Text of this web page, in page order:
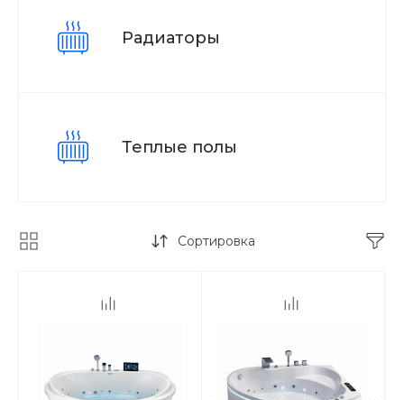
Радиаторы
Теплые полы
Сортировка